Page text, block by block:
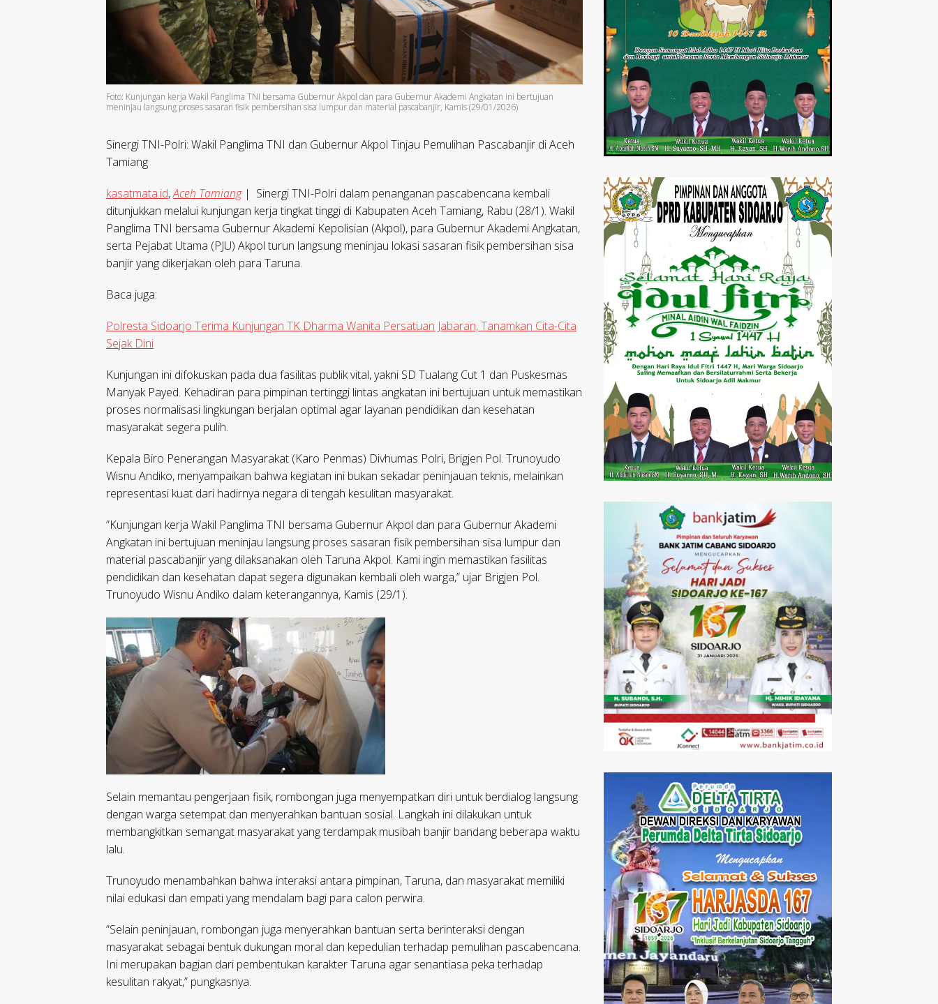
Foto: Kunjungan kerja Wakil Panglima TNI bersama Gubernur Akpol dan para Gubernur Akademi Angkatan ini bertujuan
meninjau langsung proses sasaran fisik pembersihan sisa lumpur dan material pascabanjir, Kamis (29/01/2026)
Sinergi TNI-Polri: Wakil Panglima TNI dan Gubernur Akpol Tinjau Pemulihan Pascabanjir di Aceh
Tamiang
kasatmata.id,Aceh Tamiang| Sinergi TNI-Polri dalam penanganan pascabencana kembali
ditunjukkan melalui kunjungan kerja tingkat tinggi di Kabupaten Aceh Tamiang, Rabu (28/1). Wakil
Panglima TNI bersama Gubernur Akademi Kepolisian (Akpol), para Gubernur Akademi Angkatan,
serta Pejabat Utama (PJU) Akpol turun langsung meninjau lokasi sasaran fisik pembersihan sisa
banjir yang dikerjakan oleh para Taruna.
Baca juga:
Polresta Sidoarjo Terima Kunjungan TK Dharma Wanita Persatuan Jabaran, Tanamkan Cita-Cita
Sejak Dini
​Kunjungan ini difokuskan pada dua fasilitas publik vital, yakni SD Tualang Cut 1 dan Puskesmas
Manyak Payed. Kehadiran para pimpinan tertinggi lintas angkatan ini bertujuan untuk memastikan
proses normalisasi lingkungan berjalan optimal agar layanan pendidikan dan kesehatan
masyarakat segera pulih.
​Kepala Biro Penerangan Masyarakat (Karo Penmas) Divhumas Polri, Brigjen Pol. Trunoyudo
Wisnu Andiko, menyampaikan bahwa kegiatan ini bukan sekadar peninjauan teknis, melainkan
representasi kuat dari hadirnya negara di tengah kesulitan masyarakat.
​”Kunjungan kerja Wakil Panglima TNI bersama Gubernur Akpol dan para Gubernur Akademi
Angkatan ini bertujuan meninjau langsung proses sasaran fisik pembersihan sisa lumpur dan
material pascabanjir yang dilaksanakan oleh Taruna Akpol. Kami ingin memastikan fasilitas
pendidikan dan kesehatan dapat segera digunakan kembali oleh warga,” ujar Brigjen Pol.
Trunoyudo Wisnu Andiko dalam keterangannya, Kamis (29/1).
​Selain memantau pengerjaan fisik, rombongan juga menyempatkan diri untuk berdialog langsung
dengan warga setempat dan menyerahkan bantuan sosial. Langkah ini dilakukan untuk
membangkitkan semangat masyarakat yang terdampak musibah banjir bandang beberapa waktu
lalu.
Trunoyudo menambahkan bahwa interaksi antara pimpinan, Taruna, dan masyarakat memiliki
nilai edukasi dan empati yang mendalam bagi para calon perwira.
​”Selain peninjauan, rombongan juga menyerahkan bantuan serta berinteraksi dengan
masyarakat sebagai bentuk dukungan moral dan kepedulian terhadap pemulihan pascabencana.
Ini merupakan bagian dari pembentukan karakter Taruna agar senantiasa peka terhadap
kesulitan rakyat,” pungkasnya.